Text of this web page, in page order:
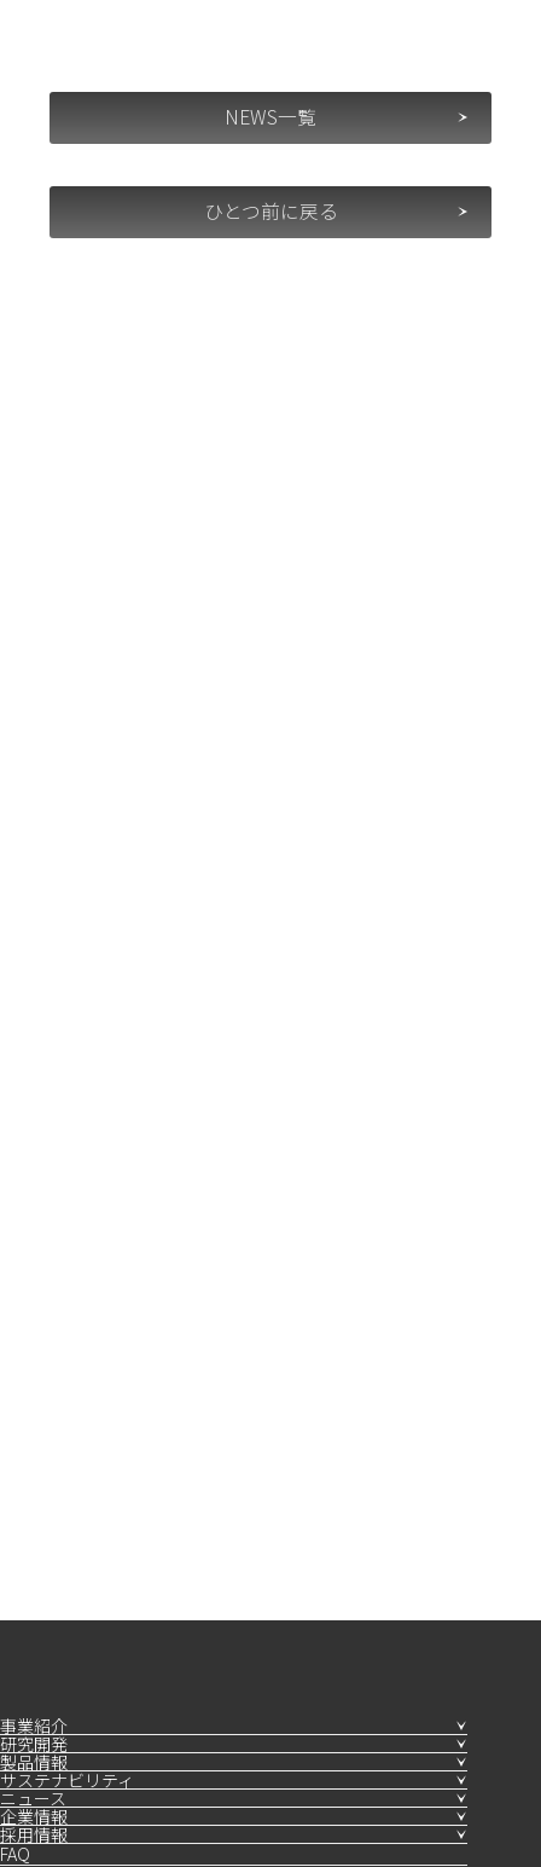
NEWS一覧
ひとつ前に戻る
事業紹介
研究開発
製品情報
サステナビリティ
ニュース
企業情報
採用情報
FAQ